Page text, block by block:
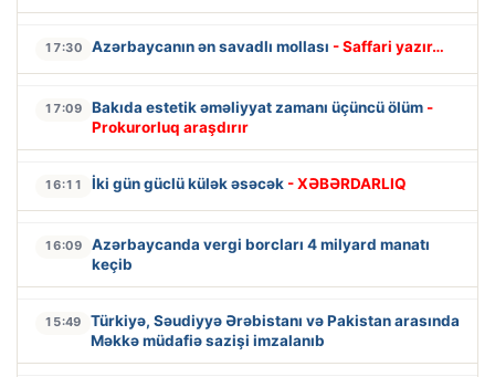
17:30 Azərbaycanın ən savadlı mollası - Saffari yazır…
17:09 Bakıda estetik əməliyyat zamanı üçüncü ölüm -
Prokurorluq araşdırır
16:11 İki gün güclü külək əsəcək - XƏBƏRDARLIQ
16:09
Azərbaycanda vergi borcları 4 milyard manatı
keçib
15:49
Türkiyə, Səudiyyə Ərəbistanı və Pakistan arasında
Məkkə müdafiə sazişi imzalanıb